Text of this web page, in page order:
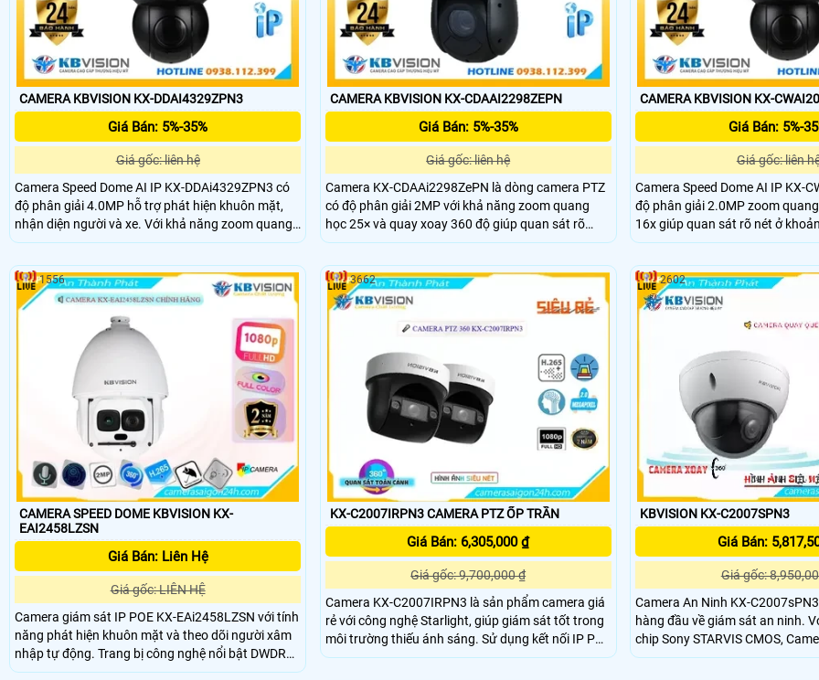
CAMERA KBVISION KX-DDAI4329ZPN3
Giá Bán: 5%-35%
Giá gốc: liên hệ
Camera Speed Dome AI IP KX-DDAi4329ZPN3 có
độ phân giải 4.0MP hỗ trợ phát hiện khuôn mặt,
nhận diện người và xe. Với khả năng zoom quang
32x, zoom số 16x, camera cho hình ảnh sắc nét ở
đến 150m, quay xoay 360 độ, phù hợp giám sát
khu vực rộng lớn.
CAMERA KBVISION KX-CDAAI2298ZEPN
Giá Bán: 5%-35%
Giá gốc: liên hệ
Camera KX-CDAAi2298ZePN là dòng camera PTZ
có độ phân giải 2MP với khả năng zoom quang
học 25× và quay xoay 360 độ giúp quan sát rõ
ràng ở khoảng cách xa. Công nghệ Starlight cho
cùng hồng ngoại lên đến 120m. Ngoài ra, camera
còn hỗ trợ phát hiện và chụp tối đa 8 khuôn mặt
cùng lúc nâng cao hiệu quả giám sát an ninh.
CAMERA KBVISION KX-
Giá Bán: 5%-
Giá gốc: liên
Camera Speed Dome AI IP KX-
độ phân giải 2.0MP zoom
16x giúp quan sát rõ nét ở
Camera PTZ hỗ trợ AI nhận
đa 512GB. Với tầm xa hồng
năng quay xoay 360 độ
sát an ninh chuyên nghiệp.
CAMERA SPEED DOME KBVISION KX-
EAI2458LZSN
Giá Bán: Liên Hệ
Giá gốc: LIÊN HỆ
Camera giám sát IP POE KX-EAi2458LZSN với tính
năng phát hiện khuôn mặt và theo dõi người xâm
nhập tự động. Trang bị công nghệ nổi bật DWDR
120db chống ngược sáng, hồng ngoại siêu xa và
1556
KX-C2007IRPN3 CAMERA PTZ ỐP TRẦN
Giá Bán: 6,305,000 ₫
Giá gốc: 9,700,000 ₫
Camera KX-C2007IRPN3 là sản phẩm camera giá
rẻ với công nghệ Starlight, giúp giám sát tốt trong
môi trường thiếu ánh sáng. Sử dụng kết nối IP POE
tiện lợi, trang bị khả năng PTZ linh hoạt, xoay
3662
KBVISION KX-C2007SPN3
Giá Bán:
Giá gốc:
Camera An Ninh KX-
hàng đầu về giám sát an ninh. Với vi xử lý hình ảnh
chip Sony STARVIS CMOS,
lượng hình ảnh sắc nét ngay cả
2602